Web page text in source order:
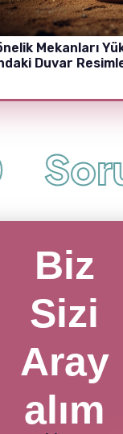
Mekanları
Duvar
Biz
Sizi
Aray
alım